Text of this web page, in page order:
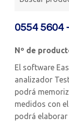
0554 5604
Nº de
El software
analizador
podrá
medidos con
podrá